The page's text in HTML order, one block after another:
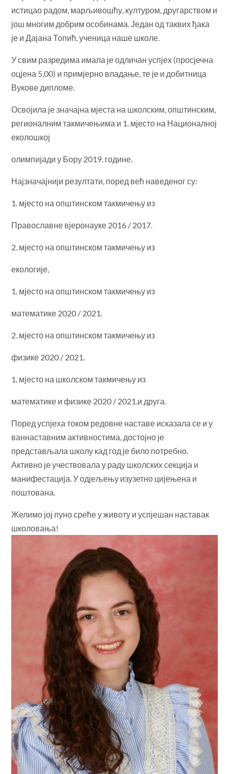
истицао радом, марљивошћу, културом, другарством и
још многим добрим особинама. Један од таквих ђака
је и Дајана Топић, ученица наше школе.
У свим разредима имала је одличан успјех (просјечна
оцјена 5,00) и примјерно владање, те је и добитница
Вукове дипломе.
Освојила је значајна мјеста на школским, општинским,
регионалним такмичењима и 1. мјесто на Националној
еколошкој
олимпијади у Бору 2019. године.
Најзначајнији резултати, поред већ наведеног су:
1. мјесто на општинском такмичењу из
Православне вјеронауке 2016 / 2017.
2. мјесто на општинском такмичењу из
екологије,
1. мјесто на општинском такмичењу из
математике 2020 / 2021.
2. мјесто на општинском такмичењу из
физике 2020 / 2021.
1. мјесто на школском такмичењу из
математике и физике 2020 / 2021.и друга.
Поред успјеха током редовне наставе исказала се и у
ваннаставним активностима, достојно је
представљала школу кад год је било потребно.
Активно је учествовала у раду школских секција и
манифестација. У одјељењу изузетно цијењена и
поштована.
Желимо јој пуно среће у животу и успјешан наставак
школовања!